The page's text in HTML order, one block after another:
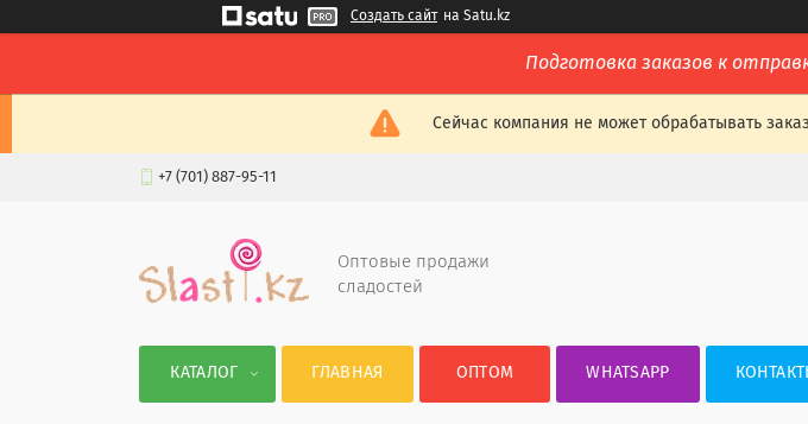
Создать сайт на Satu.kz
Подготовка заказов к
Сейчас компания не может обрабатывать
+7 (701) 887-95-11
Оптовые продажи
сладостей
КАТАЛОГ ГЛАВНАЯ ОПТОМ WHATSAPP